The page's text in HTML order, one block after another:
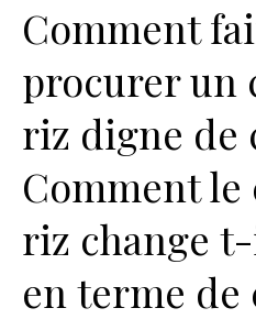
Comment
procurer un
riz digne de
Comment le
riz change
en terme de